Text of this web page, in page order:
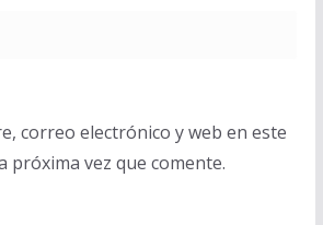
correo electrónico y web en este
próxima vez que comente.